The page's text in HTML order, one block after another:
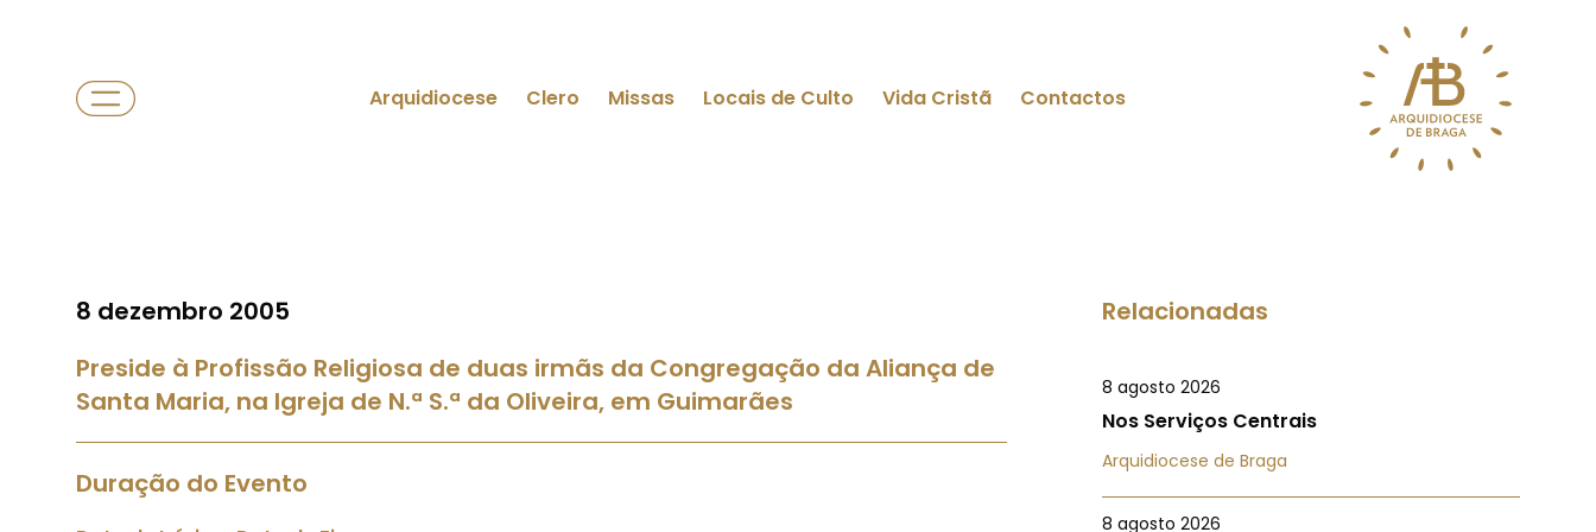
Arquidiocese Clero Missas Locais de Culto Vida Cristã Contactos
8 dezembro 2005
Preside à Profissão Religiosa de duas irmãs da Congregação da Aliança de
Santa Maria, na Igreja de N.ª S.ª da Oliveira, em Guimarães
Duração do Evento
Relacionadas
8 agosto 2026
Nos Serviços Centrais
Arquidiocese de Braga
8 agosto 2026